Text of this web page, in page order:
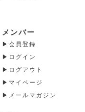
メンバー
会員登録
ログイン
ログアウト
マイページ
メールマガジン